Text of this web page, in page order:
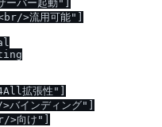
バー起動"]
>流用可能"]
拡張性"]
インディング"]
>向け"]